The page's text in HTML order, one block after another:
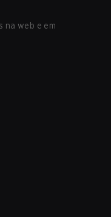
na web e em